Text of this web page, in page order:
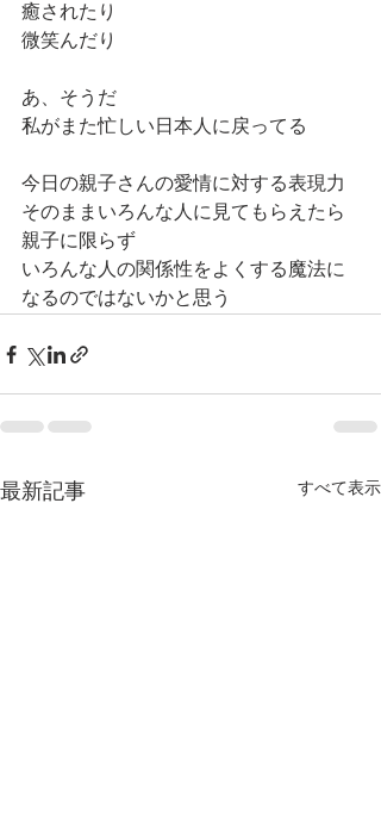
癒されたり
微笑んだり
あ、そうだ
私がまた忙しい日本人に戻ってる
今日の親子さんの愛情に対する表現力
そのままいろんな人に見てもらえたら
親子に限らず
いろんな人の関係性をよくする魔法に
なるのではないかと思う
最新記事 すべて表示